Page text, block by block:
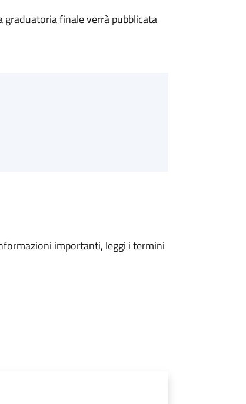
finale verrà pubblicata
importanti, leggi i termini